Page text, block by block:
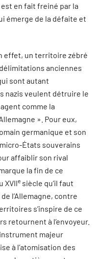
en fait freiné par la
émerge de la défaite et
effet, un territoire zébré
anciennes
sont autant
nazis veulent détruire le
comme la
». Pour eux,
germanique et son
États souverains
affaiblir son rival
la fin de ce
XVIIe siècle qu’il faut
l’Allemagne, contre
s’inspire de ce
retournent à l’envoyeur.
majeur
à l’atomisation des